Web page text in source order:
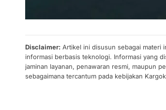
Disclaimer: Artikel ini disusun sebagai materi
informasi berbasis teknologi. Informasi yang
jaminan layanan, penawaran resmi, maupun
sebagaimana tercantum pada kebijakan